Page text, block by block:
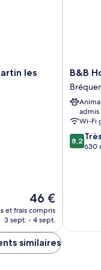
les
Le
nouveau
prix
de
46 €
et frais compris
3 sept. - 4 sept.
B&B
Hotel
Sur
Mer
Centre
Les
Ports
B&B
admis
Wi-Fi
8.2
sur
8,2
630
similaires